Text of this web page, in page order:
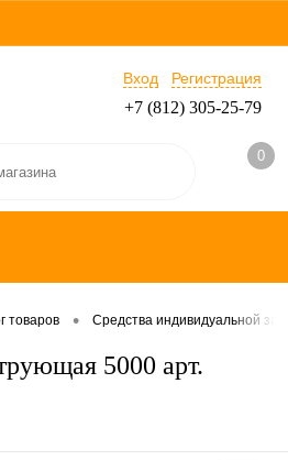
Вход Регистрация
+7 (812) 305-25-79
0
товаров • Средства индивидуальной
5000 арт.